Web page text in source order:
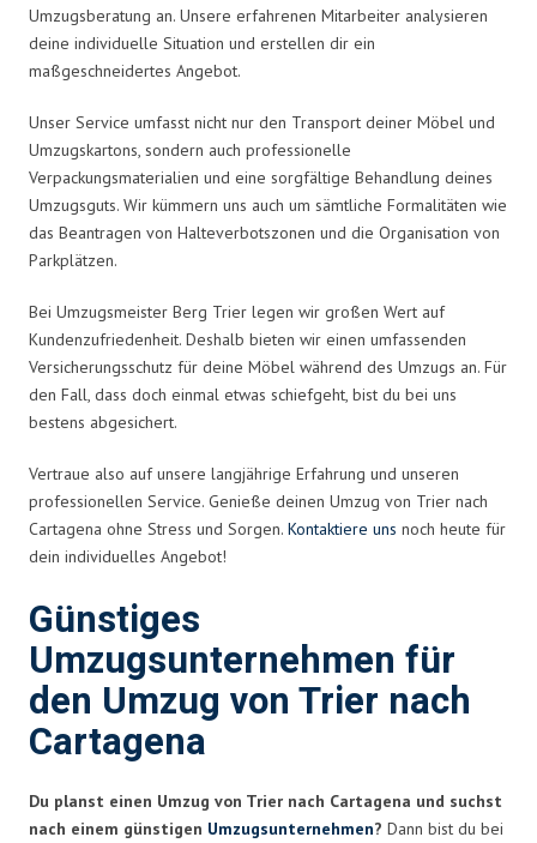
Umzugsberatung an. Unsere erfahrenen Mitarbeiter analysieren
deine individuelle Situation und erstellen dir ein
maßgeschneidertes Angebot.
Unser Service umfasst nicht nur den Transport deiner Möbel und
Umzugskartons, sondern auch professionelle
Verpackungsmaterialien und eine sorgfältige Behandlung deines
Umzugsguts. Wir kümmern uns auch um sämtliche Formalitäten wie
das Beantragen von Halteverbotszonen und die Organisation von
Parkplätzen.
Bei Umzugsmeister Berg Trier legen wir großen Wert auf
Kundenzufriedenheit. Deshalb bieten wir einen umfassenden
Versicherungsschutz für deine Möbel während des Umzugs an. Für
den Fall, dass doch einmal etwas schiefgeht, bist du bei uns
bestens abgesichert.
Vertraue also auf unsere langjährige Erfahrung und unseren
professionellen Service. Genieße deinen Umzug von Trier nach
Cartagena ohne Stress und Sorgen. Kontaktiere uns noch heute für
dein individuelles Angebot!
Günstiges
Umzugsunternehmen für
den Umzug von Trier nach
Cartagena
Du planst einen Umzug von Trier nach Cartagena und suchst
nach einem günstigen Umzugsunternehmen? Dann bist du bei